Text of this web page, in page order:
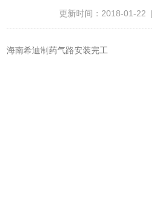
更新时间：2018-01-22
海南希迪制药气路安装完工